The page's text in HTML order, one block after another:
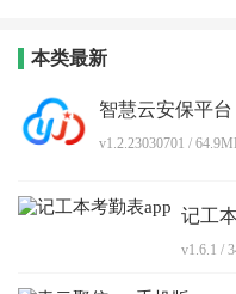
本类最新
智慧云安保平台
v1.2.23030701 /
记工
v1.6.1 /